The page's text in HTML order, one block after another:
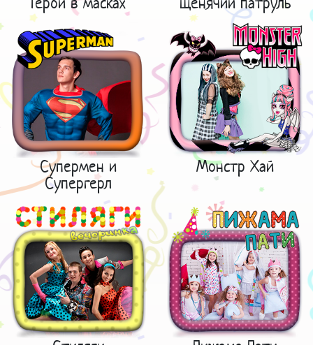
Супермен и
Супергерл
Монстр Хай